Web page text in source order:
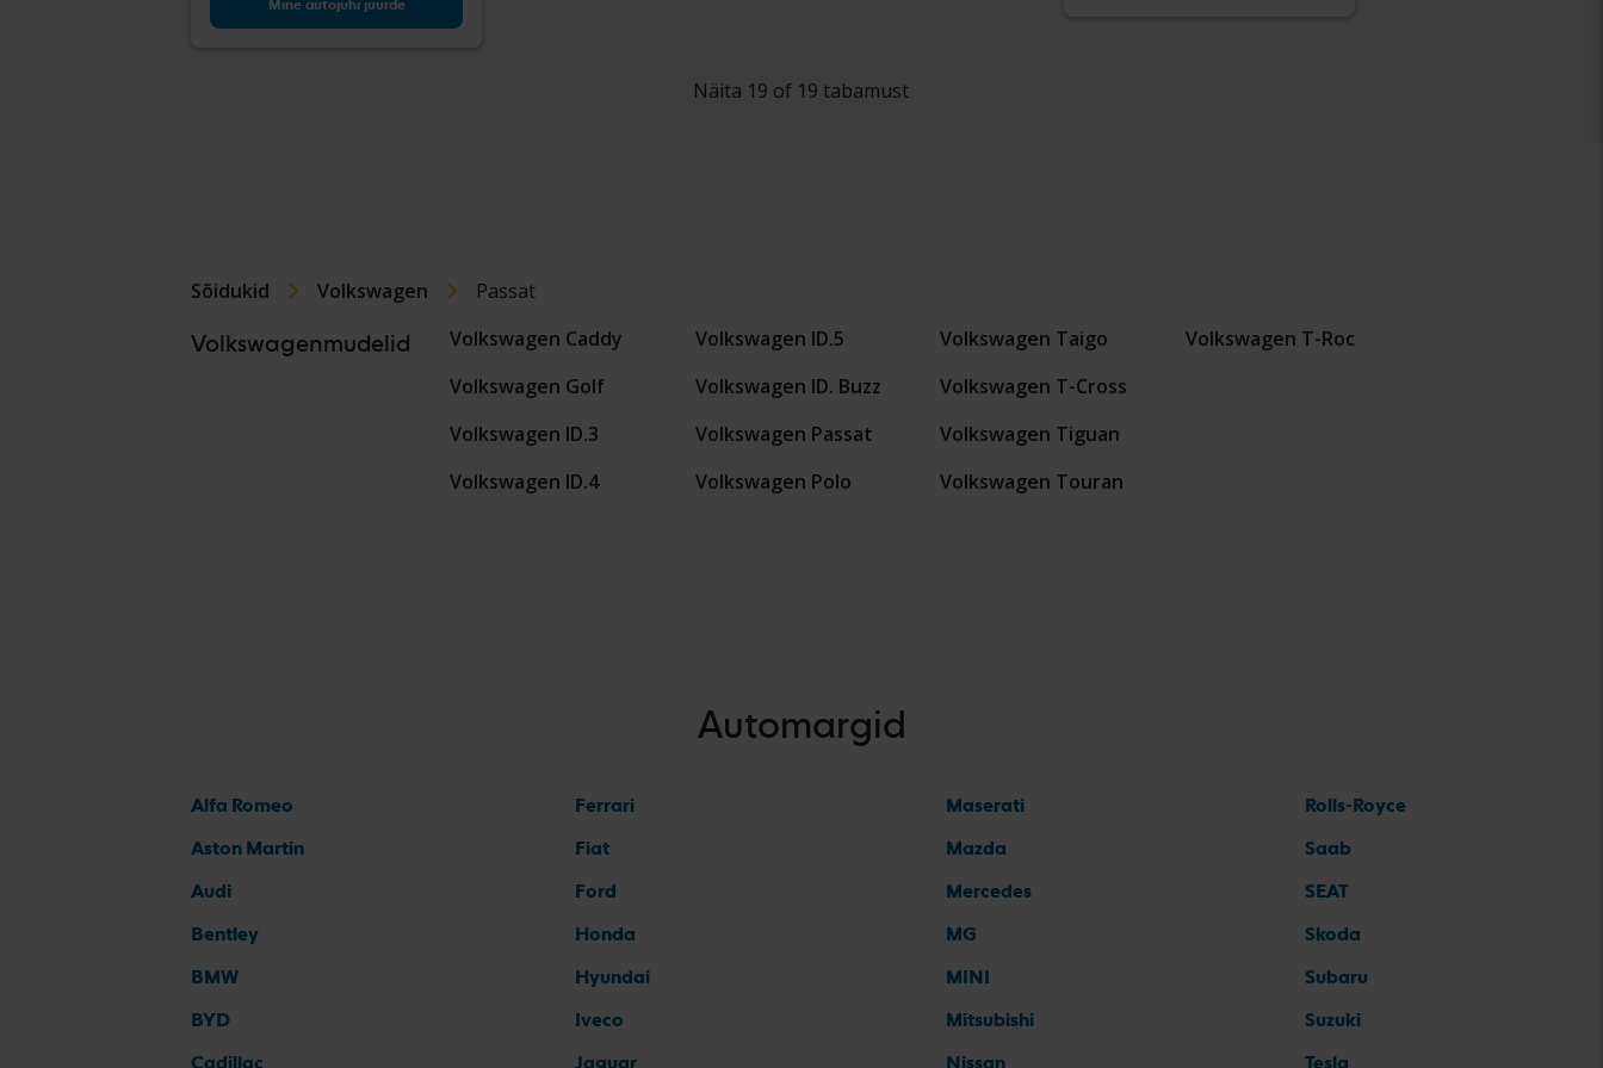
Mine autojuhi juurde
Näita 19 of 19 tabamust
Sõidukid Volkswagen Passat
Volkswagenmudelid
Volkswagen Caddy
Volkswagen Golf
Volkswagen ID.3
Volkswagen ID.4
Volkswagen ID.5
Volkswagen ID. Buzz
Volkswagen Passat
Volkswagen Polo
Volkswagen Taigo
Volkswagen T-Cross
Volkswagen Tiguan
Volkswagen Touran
Volkswagen T-Roc
Automargid
Alfa Romeo
Aston Martin
Audi
Bentley
BMW
BYD
Cadillac
Ferrari
Fiat
Ford
Honda
Hyundai
Iveco
Jaguar
Maserati
Mazda
Mercedes
MG
MINI
Mitsubishi
Nissan
Rolls-Royce
Saab
SEAT
Skoda
Subaru
Suzuki
Tesla